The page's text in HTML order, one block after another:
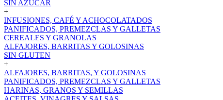
SIN AZUCAR
+
INFUSIONES, CAFÉ Y ACHOCOLATADOS
PANIFICADOS, PREMEZCLAS Y GALLETAS
CEREALES Y GRANOLAS
ALFAJORES, BARRITAS Y GOLOSINAS
SIN GLUTEN
+
ALFAJORES, BARRITAS, Y GOLOSINAS
PANIFICADOS, PREMEZCLAS Y GALLETAS
HARINAS, GRANOS Y SEMILLAS